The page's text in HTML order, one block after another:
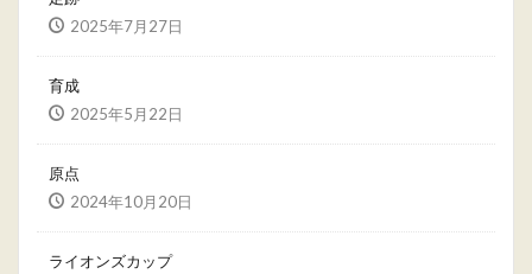
2025年7月27日
育成
2025年5月22日
原点
2024年10月20日
ライオンズカップ